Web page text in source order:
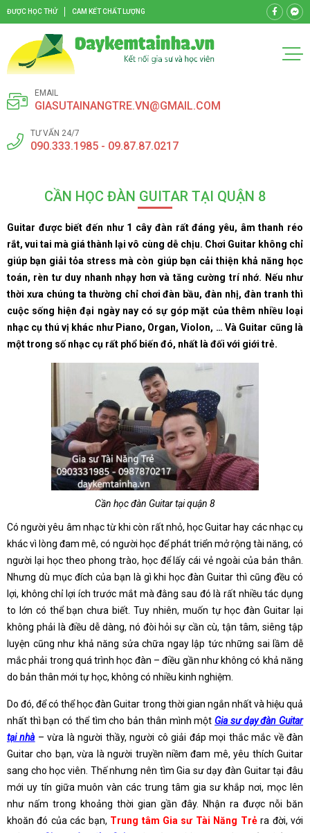
ĐƯỢC HỌC THỬ CAM KẾT CHẤT LƯỢNG
EMAIL
GIASUTAINANGTRE.VN@GMAIL.COM
TƯ VẤN 24/7
090.333.1985 - 09.87.87.0217
CẦN HỌC ĐÀN GUITAR TẠI QUẬN 8
Guitar được biết đến như 1 cây đàn rất đáng yêu, âm thanh réo
rắt, vui tai mà giá thành lại vô cùng dễ chịu. Chơi Guitar không chỉ
giúp bạn giải tỏa stress mà còn giúp bạn cải thiện khả năng học
toán, rèn tư duy nhanh nhạy hơn và tăng cường trí nhớ. Nếu như
thời xưa chúng ta thường chỉ chơi đàn bầu, đàn nhị, đàn tranh thì
cuộc sống hiện đại ngày nay có sự góp mặt của thêm nhiều loại
nhạc cụ thú vị khác như Piano, Organ, Violon, … Và Guitar cũng là
một trong số nhạc cụ rất phổ biến đó, nhất là đối với giới trẻ.
Cần học đàn Guitar tại quận 8
Có người yêu âm nhạc từ khi còn rất nhỏ, học Guitar hay các nhạc cụ
khác vì lòng đam mê, có người học để phát triển mở rộng tài năng, có
người lại học theo phong trào, học để lấy cái vẻ ngoài của bản thân.
Nhưng dù mục đích của bạn là gì khi học đàn Guitar thì cũng đều có
lợi, không chỉ lợi ích trước mắt mà đằng sau đó là rất nhiều tác dụng
to lớn có thể bạn chưa biết. Tuy nhiên, muốn tự học đàn Guitar lại
không phải là điều dễ dàng, nó đòi hỏi sự cần cù, tận tâm, siêng tập
luyện cũng như khả năng sửa chữa ngay lập tức những sai lầm dễ
mắc phải trong quá trình học đàn – điều gần như không có khả năng
do bản thân mới tự học, không có nhiều kinh nghiệm.
Do đó, để có thể học đàn Guitar trong thời gian ngắn nhất và hiệu quả
nhất thì bạn có thể tìm cho bản thân mình một Gia sư dạy đàn Guitar
tại nhà – vừa là người thầy, người cô giải đáp mọi thắc mắc về đàn
Guitar cho bạn, vừa là người truyền niềm đam mê, yêu thích Guitar
sang cho học viên. Thế nhưng nên tìm Gia sư dạy đàn Guitar tại đâu
mới uy tín giữa muôn vàn các trung tâm gia sư khắp nơi, mọc lên
như nấm trong khoảng thời gian gần đây. Nhận ra được nỗi băn
khoăn đó của các bạn, Trung tâm Gia sư Tài Năng Trẻra đời, với